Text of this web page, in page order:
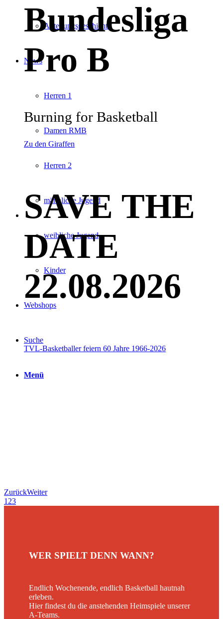
Abteilungsgeschichte
News
Herren 1
Damen RMB
Herren 2
männliche Jugend
weibliche Jugend
Kinder
Webshops
Suche
Menü
Bundesliga
Pro B
Burning for Basketball
Zu den Giraffen
SAVE THE
DATE
22.08.2026
TVL-Basketballer feiern 60 Jahre 1966-2026
ZurückWeiter
1 23
WER SPIELT DENN WANN?
Endlich Wochenende, endlich Basketball hautnah
erleben.
Hier findest du die anstehenden Heimspiele unserer
A-Teams.